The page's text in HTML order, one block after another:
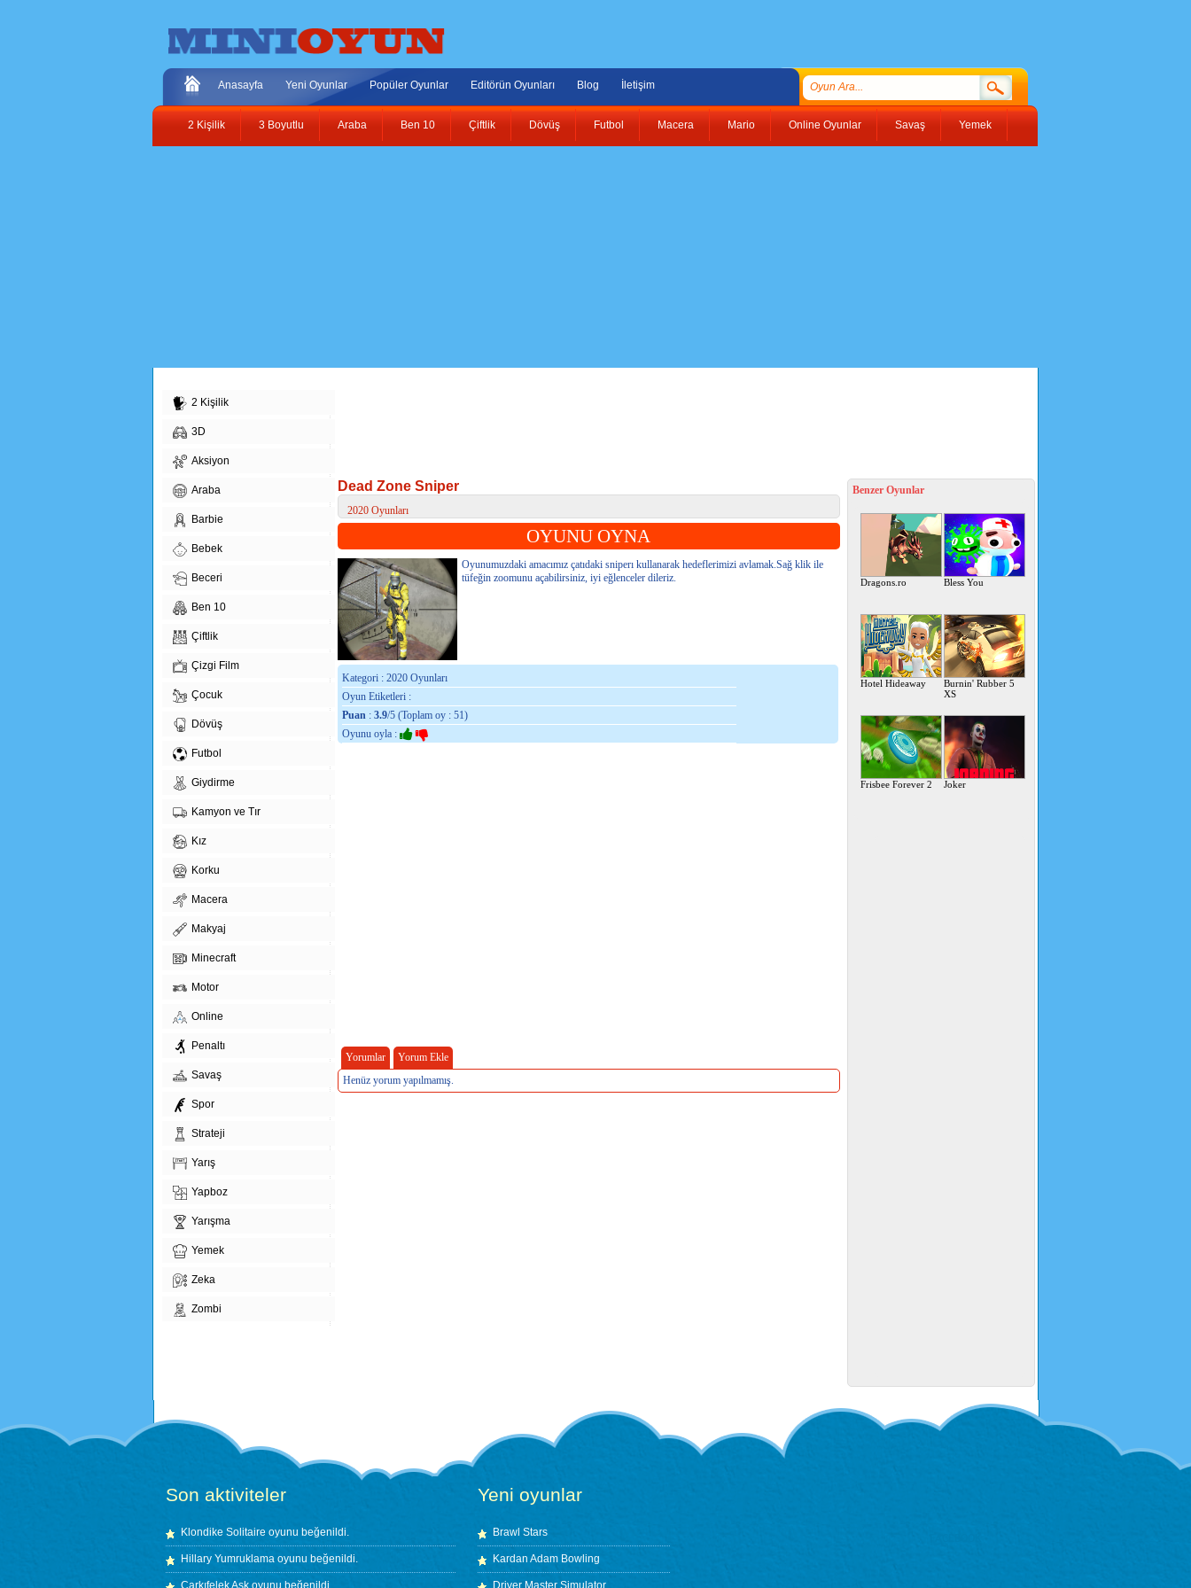
Anasayfa Yeni Oyunlar Popüler Oyunlar Editörün Oyunları Blog İletişim
2 Kişilik 3 Boyutlu Araba Ben 10 Çiftlik Dövüş Futbol Macera Mario Online Oyunlar Savaş Yemek
2 Kişilik
3D
Aksiyon
Araba
Barbie
Bebek
Beceri
Ben 10
Çiftlik
Çizgi Film
Çocuk
Dövüş
Futbol
Giydirme
Kamyon ve Tır
Kız
Korku
Macera
Makyaj
Minecraft
Motor
Online
Penaltı
Savaş
Spor
Strateji
Yarış
Yapboz
Yarışma
Yemek
Zeka
Zombi
Dead Zone Sniper
2020 Oyunları
OYUNU OYNA
Oyunumuzdaki amacımız çatıdaki sniperı kullanarak hedeflerimizi avlamak.Sağ klik ile
tüfeğin zoomunu açabilirsiniz, iyi eğlenceler dileriz.
Kategori : 2020 Oyunları
Oyun Etiketleri :
Puan : 3.9/5 (Toplam oy : 51)
Oyunu oyla :
Yorumlar
Yorum Ekle
Henüz yorum yapılmamış.
Benzer Oyunlar
Dragons.ro Bless You
Hotel Hideaway
Burnin' Rubber 5
XS
Frisbee Forever 2 Joker
Son aktiviteler
Klondike Solitaire oyunu beğenildi.
Hillary Yumruklama oyunu beğenildi.
Çarkıfelek Aşk oyunu beğenildi.
Yeni oyunlar
Brawl Stars
Kardan Adam Bowling
Driver Master Simulator